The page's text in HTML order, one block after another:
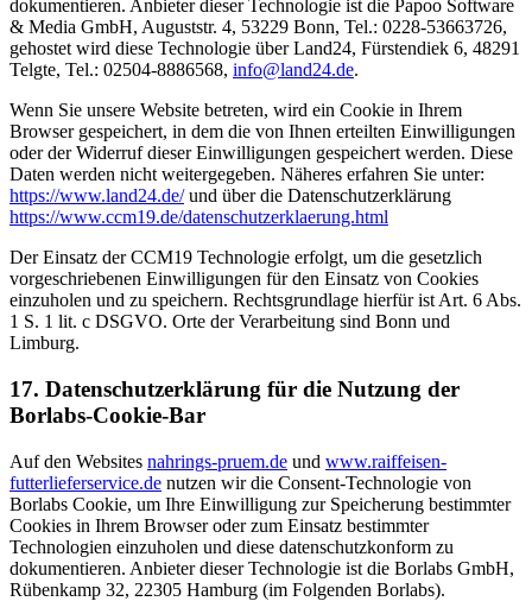
dokumentieren. Anbieter dieser Technologie ist die Papoo Software
& Media GmbH, Auguststr. 4, 53229 Bonn, Tel.: 0228-53663726,
gehostet wird diese Technologie über Land24, Fürstendiek 6, 48291
Telgte, Tel.: 02504-8886568, info@land24.de.
Wenn Sie unsere Website betreten, wird ein Cookie in Ihrem
Browser gespeichert, in dem die von Ihnen erteilten Einwilligungen
oder der Widerruf dieser Einwilligungen gespeichert werden. Diese
Daten werden nicht weitergegeben. Näheres erfahren Sie unter:
https://www.land24.de/und über die Datenschutzerklärung
https://www.ccm19.de/datenschutzerklaerung.html
Der Einsatz der CCM19 Technologie erfolgt, um die gesetzlich
vorgeschriebenen Einwilligungen für den Einsatz von Cookies
einzuholen und zu speichern. Rechtsgrundlage hierfür ist Art. 6 Abs.
1 S. 1 lit. c DSGVO. Orte der Verarbeitung sind Bonn und
Limburg.
17. Datenschutzerklärung für die Nutzung der
Borlabs-Cookie-Bar
Auf den Websites nahrings-pruem.de und www.raiffeisen-
futterlieferservice.de nutzen wir die Consent-Technologie von
Borlabs Cookie, um Ihre Einwilligung zur Speicherung bestimmter
Cookies in Ihrem Browser oder zum Einsatz bestimmter
Technologien einzuholen und diese datenschutzkonform zu
dokumentieren. Anbieter dieser Technologie ist die Borlabs GmbH,
Rübenkamp 32, 22305 Hamburg (im Folgenden Borlabs).